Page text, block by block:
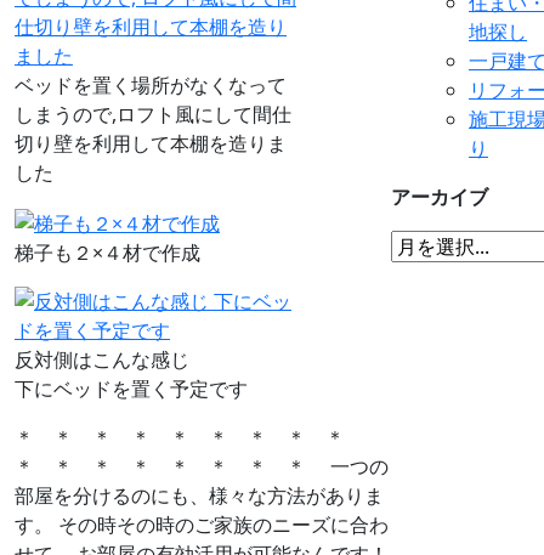
ベッドを置く場所がなくなって
しまうので,ロフト風にして間仕
切り壁を利用して本棚を造りま
した
梯子も２×４材で作成
反対側はこんな感じ
下にベッドを置く予定です
＊ ＊ ＊ ＊ ＊ ＊ ＊ ＊ ＊
＊ ＊ ＊ ＊ ＊ ＊ ＊ ＊ 一つの
部屋を分けるのにも、様々な方法がありま
す。 その時その時のご家族のニーズに合わ
地探し
一戸建
リフォ
施工現
り
アーカイブ